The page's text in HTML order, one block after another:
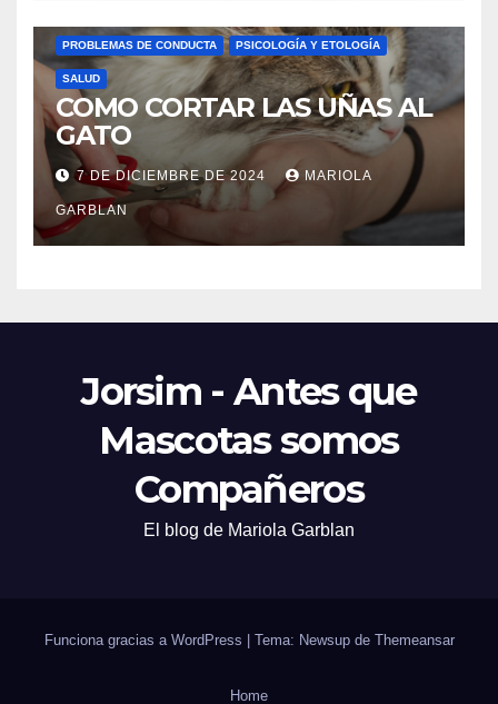
PROBLEMAS DE CONDUCTA PSICOLOGÍA Y ETOLOGÍA
SALUD
COMO CORTAR LAS UÑAS AL
GATO
7 DE DICIEMBRE DE 2024 MARIOLA
GARBLAN
Jorsim - Antes que
Mascotas somos
Compañeros
El blog de Mariola Garblan
Funciona gracias a WordPress Tema: Newsup de Themeansar
Home